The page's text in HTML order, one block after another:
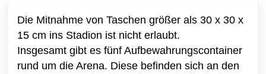
Die Mitnahme von Taschen größer als 30 x 30 x
15 cm ins Stadion ist nicht erlaubt.
Insgesamt gibt es fünf Aufbewahrungscontainer
rund um die Arena. Diese befinden sich an den